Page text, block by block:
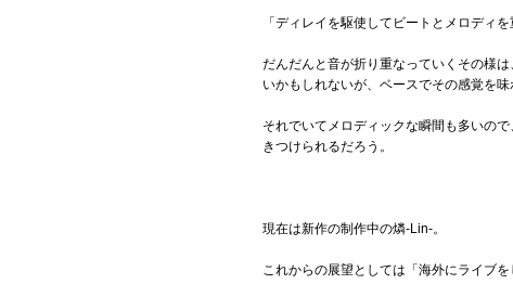
「ディレイを駆使してビートとメロディ
だんだんと音が折り重なっていくその様
いかもしれないが、ベースでその感覚を
それでいてメロディックな瞬間も多いの
きつけられるだろう。
現在は新作の制作中の燐-Lin-。
これからの展望としては「海外にライブ